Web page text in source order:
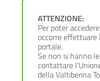
ATTENZIONE:
Per poter
occorre
portale.
Se non si hanno
contattare
della Valtiberina